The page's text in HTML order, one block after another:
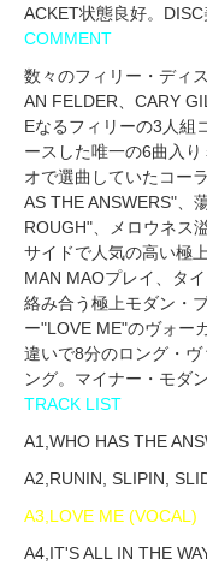
ACKET状態良好。DISC
COMMENT
数々のフィリー・ディ
AN FELDER、CARY
Eなるフィリーの3人組
ースした唯一の6曲入
オで選曲していたコー
AS THE ANSWERS"、
ROUGH"、メロウネス
サイドで人気の高い極
MAN MAOプレイ、タ
絡み合う極上モダン・
ー"LOVE ME"のヴォー
違いで8分のロング・
ング。マイナー・モダ
TRACK LIST
A1,WHO HAS THE
A2,RUNIN, SLIPIN,
A3,LOVE ME (VOCAL)
A4,IT'S ALL IN THE